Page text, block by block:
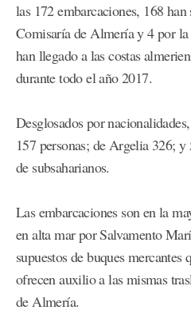
las 172 embarcaciones, 168
Comisaría de Almería y 4 por
han llegado a las costas
durante todo el año 2017.
Desglosados por
157 personas; de Argelia 326;
de subsaharianos.
Las embarcaciones son en la
en alta mar por Salvamento
supuestos de buques mercantes
ofrecen auxilio a las mismas
de Almería.